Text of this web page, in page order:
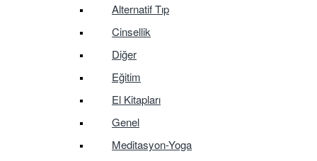
Alternatif Tıp
Cinsellik
Diğer
Eğitim
El Kitapları
Genel
Meditasyon-Yoga